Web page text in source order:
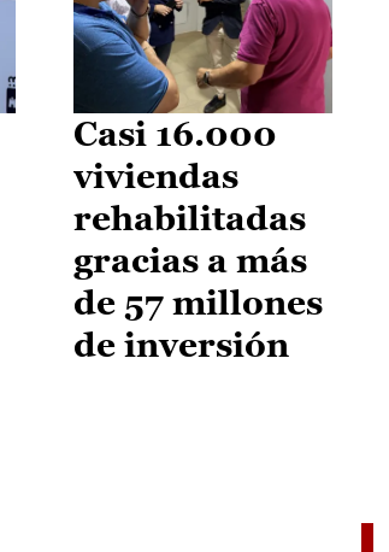
Casi 16.000
viviendas
rehabilitadas
gracias a más
de 57 millones
de inversión